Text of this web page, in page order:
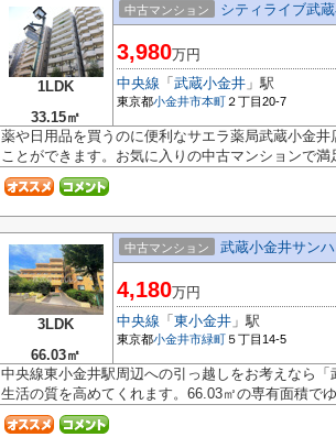
1LDK
33.15㎡
中古マンション シティライブ武
3,980万円
中央線 「 武蔵小金井 」駅
東京都小金井市本町 ２丁目20-7
薬や日用品を買うのに便利なサエラ薬局武蔵小金
ことができます。お気に入りの中古マンションで
3LDK
66.03㎡
中古マンション 武蔵小金井サン
4,180万円
中央線 「 東小金井 」駅
東京都小金井市緑町 ５丁目14-5
中央線東小金井駅周辺への引っ越しをお考えなら
生活の質を高めてくれます。66.03㎡の専有面積で